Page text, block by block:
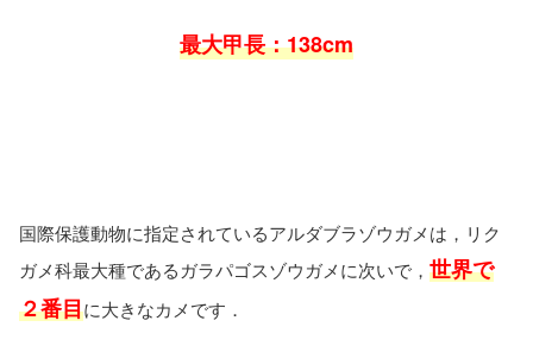
最大甲長：138cm
国際保護動物に指定されているアルダブラゾウガメは，リク
ガメ科最大種であるガラパゴスゾウガメに次いで， 世界で
２番目に大きなカメです．